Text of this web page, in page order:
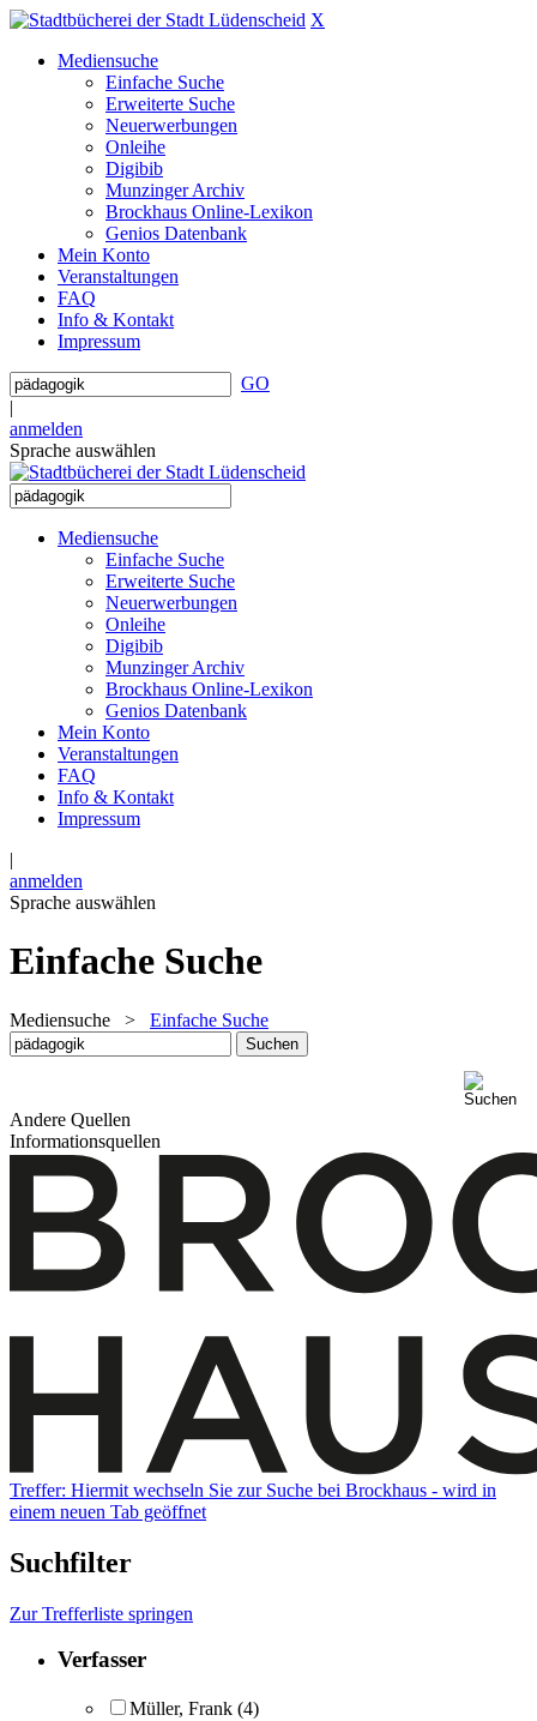
X
Mediensuche
Einfache Suche
Erweiterte Suche
Neuerwerbungen
Onleihe
Digibib
Munzinger Archiv
Brockhaus Online-Lexikon
Genios Datenbank
Mein Konto
Veranstaltungen
FAQ
Info & Kontakt
Impressum
GO
|
anmelden
Sprache auswählen
Mediensuche
Einfache Suche
Erweiterte Suche
Neuerwerbungen
Onleihe
Digibib
Munzinger Archiv
Brockhaus Online-Lexikon
Genios Datenbank
Mein Konto
Veranstaltungen
FAQ
Info & Kontakt
Impressum
|
anmelden
Sprache auswählen
Einfache Suche
Mediensuche > Einfache Suche
Andere Quellen
Informationsquellen
Treffer: Hiermit wechseln Sie zur Suche bei Brockhaus - wird in
einem neuen Tab geöffnet
Suchfilter
Zur Trefferliste springen
Verfasser
Müller, Frank (4)